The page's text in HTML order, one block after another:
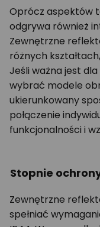
Oprócz aspektów
odgrywa również
Zewnętrzne
różnych
Jeśli ważna jest
wybrać modele
ukierunkowany
połączenie
funkcjonalności i
Stopnie
Zewnętrzne
spełniać